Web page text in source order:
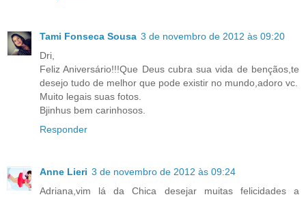
Tami Fonseca Sousa 3 de novembro de 2012 às 09:20
Dri,
Feliz Aniversário!!!Que Deus cubra sua vida de bençãos,te
desejo tudo de melhor que pode existir no mundo,adoro vc.
Muito legais suas fotos.
Bjinhus bem carinhosos.
Responder
Anne Lieri 3 de novembro de 2012 às 09:24
Adriana,vim lá da Chica desejar muitas felicidades a